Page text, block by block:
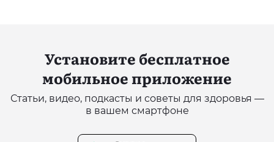
Установите бесплатное
мобильное приложение
Статьи, видео, подкасты и советы для здоровья —
в вашем смартфоне